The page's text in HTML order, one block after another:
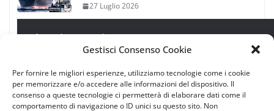
Gestisci Consenso Cookie
Per fornire le migliori esperienze, utilizziamo tecnologie come i cookie
per memorizzare e/o accedere alle informazioni del dispositivo. Il
consenso a queste tecnologie ci permetterà di elaborare dati come il
comportamento di navigazione o ID unici su questo sito. Non
27 Luglio 2026
27 Luglio 2026
Leggi successivo
Il routier – Come ottimizzare la